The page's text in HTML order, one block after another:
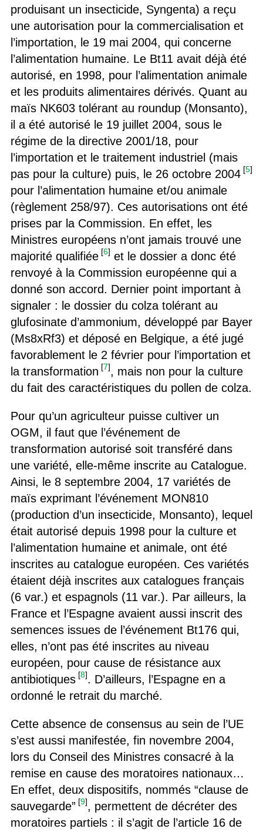
produisant un insecticide, Syngenta) a reçu
une autorisation pour la commercialisation et
l’importation, le 19 mai 2004, qui concerne
l’alimentation humaine. Le Bt11 avait déjà été
autorisé, en 1998, pour l’alimentation animale
et les produits alimentaires dérivés. Quant au
maïs NK603 tolérant au roundup (Monsanto),
il a été autorisé le 19 juillet 2004, sous le
régime de la directive 2001/18, pour
l’importation et le traitement industriel (mais
pas pour la culture) puis, le 26 octobre 2004 [5]
pour l’alimentation humaine et/ou animale
(règlement 258/97). Ces autorisations ont été
prises par la Commission. En effet, les
Ministres européens n’ont jamais trouvé une
majorité qualifiée [6] et le dossier a donc été
renvoyé à la Commission européenne qui a
donné son accord. Dernier point important à
signaler : le dossier du colza tolérant au
glufosinate d’ammonium, développé par Bayer
(Ms8xRf3) et déposé en Belgique, a été jugé
favorablement le 2 février pour l’importation et
la transformation [7], mais non pour la culture
du fait des caractéristiques du pollen de colza.
Pour qu’un agriculteur puisse cultiver un
OGM, il faut que l’événement de
transformation autorisé soit transféré dans
une variété, elle-même inscrite au Catalogue.
Ainsi, le 8 septembre 2004, 17 variétés de
maïs exprimant l’événement MON810
(production d’un insecticide, Monsanto), lequel
était autorisé depuis 1998 pour la culture et
l’alimentation humaine et animale, ont été
inscrites au catalogue européen. Ces variétés
étaient déjà inscrites aux catalogues français
(6 var.) et espagnols (11 var.). Par ailleurs, la
France et l’Espagne avaient aussi inscrit des
semences issues de l’événement Bt176 qui,
elles, n’ont pas été inscrites au niveau
européen, pour cause de résistance aux
antibiotiques [8]. D’ailleurs, l’Espagne en a
ordonné le retrait du marché.
Cette absence de consensus au sein de l’UE
s’est aussi manifestée, fin novembre 2004,
lors du Conseil des Ministres consacré à la
remise en cause des moratoires nationaux…
En effet, deux dispositifs, nommés “clause de
sauvegarde” [9], permettent de décréter des
moratoires partiels : il s’agit de l’article 16 de